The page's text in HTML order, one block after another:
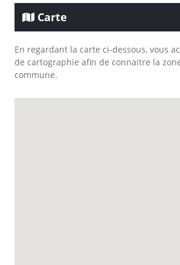
Carte
En regardant la carte ci-dessous, vous
de cartographie afin de connaitre la
commune.